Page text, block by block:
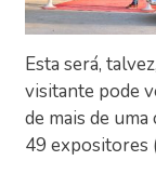
Esta será,
visitante pode
de mais de
49 expositores